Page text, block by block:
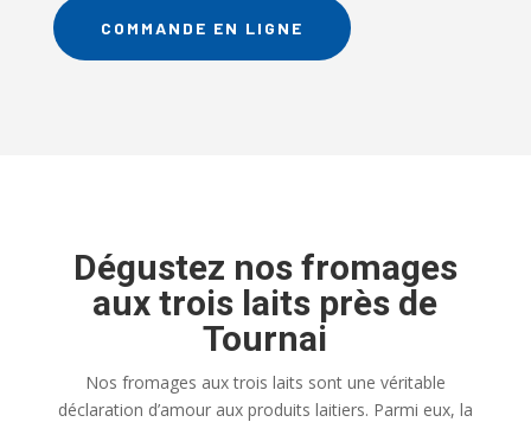
COMMANDE EN LIGNE
Dégustez nos fromages
aux trois laits près de
Tournai
Nos fromages aux trois laits sont une véritable
déclaration d’amour aux produits laitiers. Parmi eux, la